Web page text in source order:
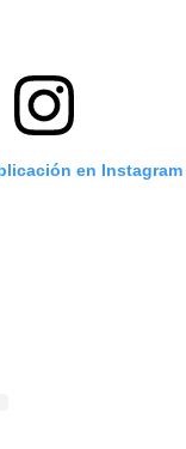
en Instagram